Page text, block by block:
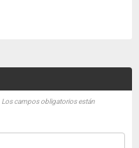
Los campos obligatorios están